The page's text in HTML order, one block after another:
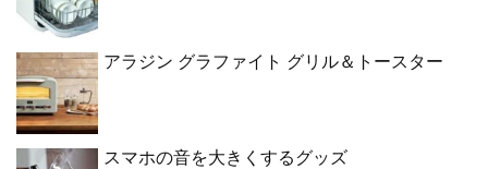
アラジン グラファイト グリル＆トースター
スマホの音を大きくするグッズ